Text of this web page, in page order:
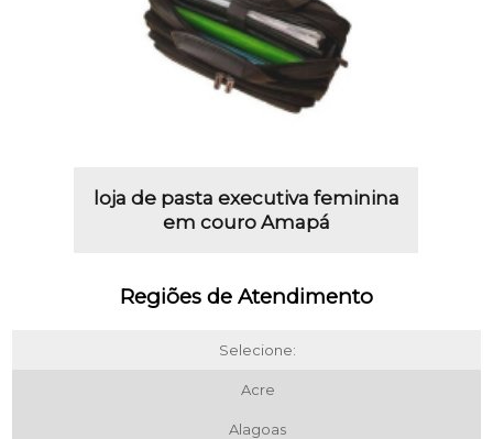
loja de pasta executiva feminina
em couro Amapá
Regiões de Atendimento
Selecione:
Acre
Alagoas